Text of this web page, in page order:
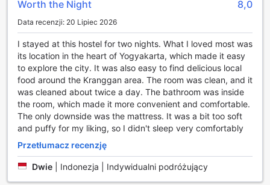
Worth the Night 8,0
Data recenzji: 20 Lipiec 2026
I stayed at this hostel for two nights. What I loved most was
its location in the heart of Yogyakarta, which made it easy
to explore the city. It was also easy to find delicious local
food around the Kranggan area. The room was clean, and it
was cleaned about twice a day. The bathroom was inside
the room, which made it more convenient and comfortable.
The only downside was the mattress. It was a bit too soft
and puffy for my liking, so I didn't sleep very comfortably
Przetłumacz recenzję
Dwie Indonezja | Indywidualni podróżujący